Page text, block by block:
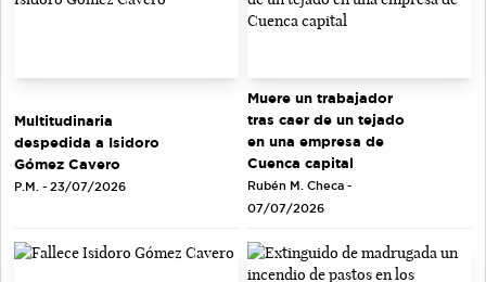
Multitudinaria
despedida a Isidoro
Gómez Cavero
P.M. - 23/07/2026
Muere un trabajador
tras caer de un tejado
en una empresa de
Cuenca capital
Rubén M. Checa -
07/07/2026